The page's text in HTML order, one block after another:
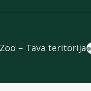
– Tava teritorija